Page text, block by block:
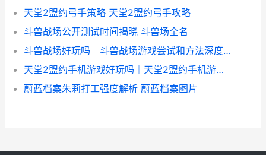
天堂2盟约弓手策略 天堂2盟约弓手攻略
斗兽战场公开测试时间揭晓 斗兽场全名
斗兽战场好玩吗 斗兽战场游戏尝试和方法深度评价 斗兽场怎么玩
天堂2盟约手机游戏好玩吗｜天堂2盟约手机游戏核心方法和特色尝试详细解答 天堂2盟约手机和电脑互通
蔚蓝档案朱莉打工强度解析 蔚蓝档案图片